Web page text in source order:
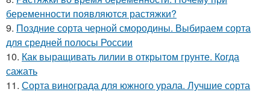
беременности появляются растяжки?
9. Поздние сорта черной смородины. Выбираем сорта
для средней полосы России
10. Как выращивать лилии в открытом грунте. Когда
сажать
11. Сорта винограда для южного урала. Лучшие сорта